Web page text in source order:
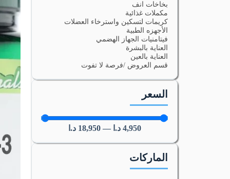
بخاخات انف
مكملات غذائية
كريمات لتسكين واسترخاء العضلات
الأجهزه الطبية
فيتامنيات الجهاز الهضمي
العناية بالبشرة
العناية بالعين
قسم العروض /فرصة لا تفوت
السعر
4,950 د.ا —
18,950 د.ا
الماركات